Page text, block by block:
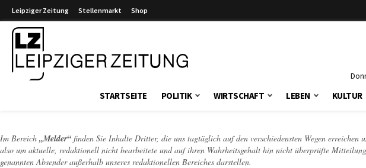
Leipziger Zeitung Stellenmarkt Shop
STARTSEITE POLITIK WIRTSCHAFT LEBEN KULTUR
Im Bereich „Melder“ finden Sie Inhalte Dritter, die uns tagtäglich auf den verschiedensten Wegen
also um aktuelle, redaktionell nicht bearbeitete und auf ihren Wahrheitsgehalt hin nicht überprüfte
genannten Absender außerhalb unseres redaktionellen Bereiches darstellen.